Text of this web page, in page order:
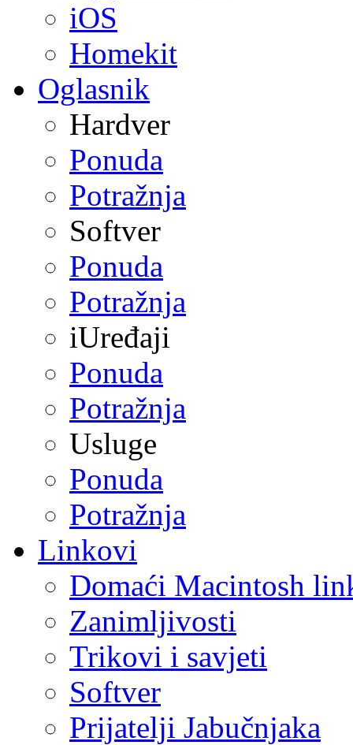
iOS
Homekit
Oglasnik
Hardver
Ponuda
Potražnja
Softver
Ponuda
Potražnja
iUređaji
Ponuda
Potražnja
Usluge
Ponuda
Potražnja
Linkovi
Domaći Macintosh
Zanimljivosti
Trikovi i savjeti
Softver
Prijatelji Jabučnjaka